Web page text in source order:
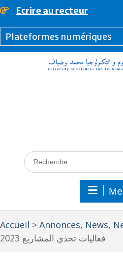
principal
Ecrire au recteur
Plateformes numériques
Accueil > Annonces, News,
فعاليات تحدي المشاريع 2023